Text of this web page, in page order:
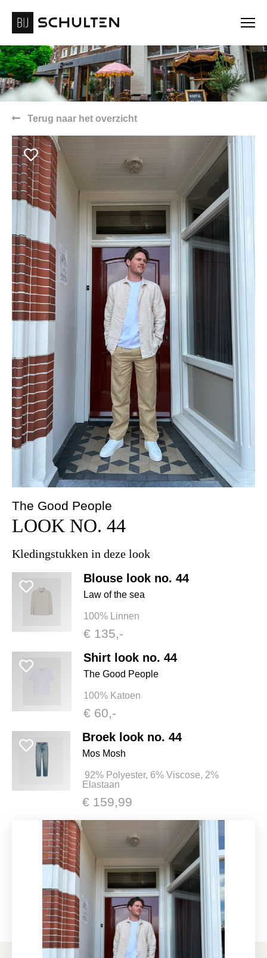
Terug naar het overzicht
The Good People
LOOK NO. 44
Kledingstukken in deze look
Blouse look no. 44
Law of the sea
100% Linnen
€ 135,-
Shirt look no. 44
The Good People
100% Katoen
€ 60,-
Broek look no. 44
Mos Mosh
92% Polyester, 6% Viscose, 2%
Elastaan
€ 159,99